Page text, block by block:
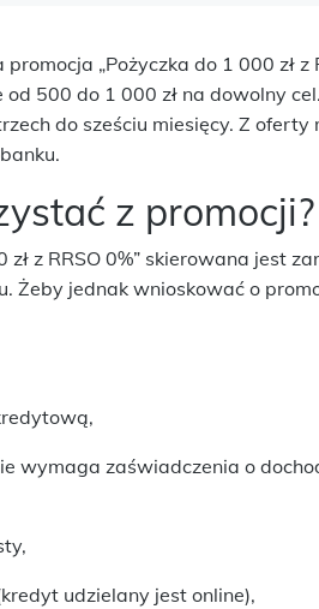
„Pożyczka do 1 000 zł z
500 do 1 000 zł na dowolny
do sześciu miesięcy. Z
z promocji?
zł z RRSO 0%” skierowana jest
Żeby jednak wnioskować o
wymaga zaświadczenia o
udzielany jest online),